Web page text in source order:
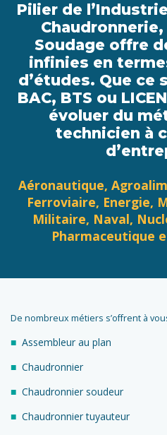
Pilier de
Soudage offre
infinies en
d’études. Que ce
BAC, BTS ou
évoluer du
technicien à
Aéronautique,
Ferroviaire, Energie,
Militaire, Naval,
Pharmaceutique
De nombreux métiers s’offrent à
Assembleur au plan
Chaudronnier
Chaudronnier soudeur
Chaudronnier tuyauteur